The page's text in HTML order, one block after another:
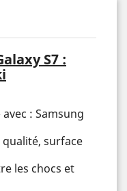
S7 :
: Samsung
surface
les chocs et